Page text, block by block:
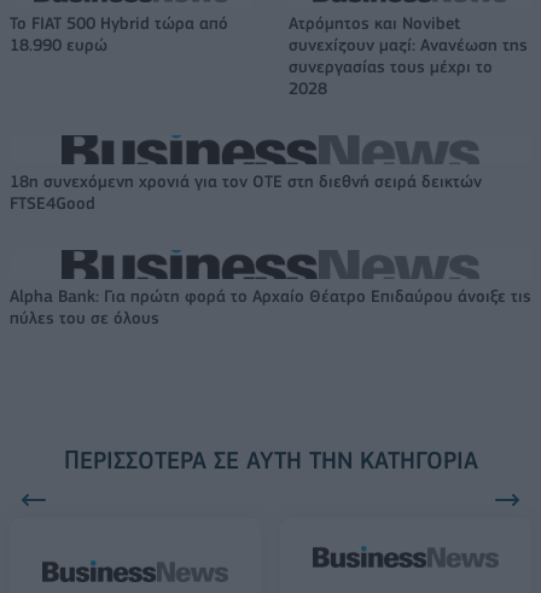
Το FIAT 500 Hybrid τώρα από
18.990 ευρώ
Ατρόμητος και Novibet
συνεχίζουν μαζί: Ανανέωση της
συνεργασίας τους μέχρι το
2028
18η συνεχόμενη χρονιά για τον ΟΤΕ στη διεθνή σειρά δεικτών
FTSE4Good
Alpha Bank: Για πρώτη φορά το Αρχαίο Θέατρο Επιδαύρου άνοιξε τις
πύλες του σε όλους
ΠΕΡΙΣΣΌΤΕΡΑ ΣΕ ΑΥΤΉ ΤΗΝ ΚΑΤΗΓΟΡΊΑ